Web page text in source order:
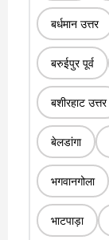
बर्धमान उत्तर
बरुईपुर पूर्व
बशीरहाट उत्तर
बेलडांगा
भगवानगोला
भाटपाड़ा